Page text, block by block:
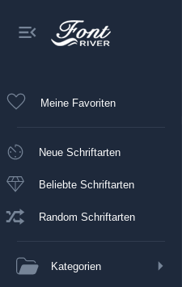
Meine Favoriten
Neue Schriftarten
Beliebte Schriftarten
Random Schriftarten
Kategorien